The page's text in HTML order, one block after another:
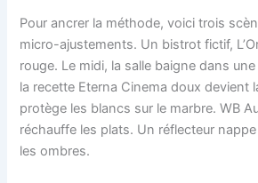
Pour ancrer la méthode, voici trois
micro-ajustements. Un bistrot fictif,
rouge. Le midi, la salle baigne dans
la recette Eterna Cinema doux devient
protège les blancs sur le marbre. WB
réchauffe les plats. Un réflecteur
les ombres.